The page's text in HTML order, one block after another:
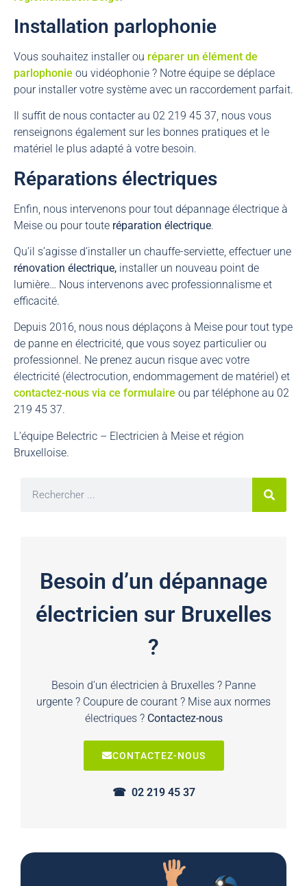
Installation parlophonie
Vous souhaitez installer ou réparer un élément de
parlophonie ou vidéophonie ? Notre équipe se déplace
pour installer votre système avec un raccordement parfait.
Il suffit de nous contacter au 02 219 45 37, nous vous
renseignons également sur les bonnes pratiques et le
matériel le plus adapté à votre besoin.
Réparations électriques
Enfin, nous intervenons pour tout dépannage électrique à
Meise ou pour toute réparation électrique.
Qu’il s’agisse d’installer un chauffe-serviette, effectuer une
rénovation électrique, installer un nouveau point de
lumière… Nous intervenons avec professionnalisme et
efficacité.
Depuis 2016, nous nous déplaçons à Meise pour tout type
de panne en électricité, que vous soyez particulier ou
professionnel. Ne prenez aucun risque avec votre
électricité (électrocution, endommagement de matériel) et
contactez-nous via ce formulaire ou par téléphone au 02
219 45 37.
L’équipe Belectric – Electricien à Meise et région
Bruxelloise.
Besoin d’un dépannage
électricien sur Bruxelles
?
Besoin d’un électricien à Bruxelles ? Panne
urgente ? Coupure de courant ? Mise aux normes
électriques ? Contactez-nous
CONTACTEZ-NOUS
☎︎ 02 219 45 37